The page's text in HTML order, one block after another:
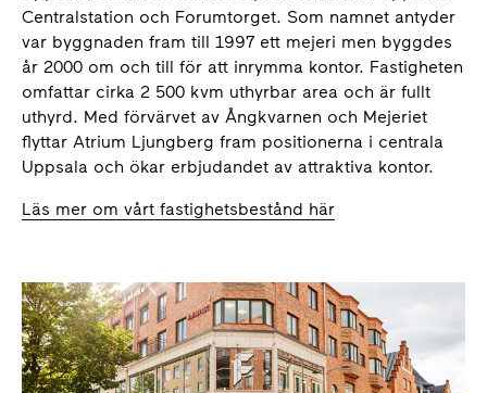
Centralstation och Forumtorget. Som namnet antyder
var byggnaden fram till 1997 ett mejeri men byggdes
år 2000 om och till för att inrymma kontor. Fastigheten
omfattar cirka 2 500 kvm uthyrbar area och är fullt
uthyrd. Med förvärvet av Ångkvarnen och Mejeriet
flyttar Atrium Ljungberg fram positionerna i centrala
Uppsala och ökar erbjudandet av attraktiva kontor.
Läs mer om vårt fastighetsbestånd här